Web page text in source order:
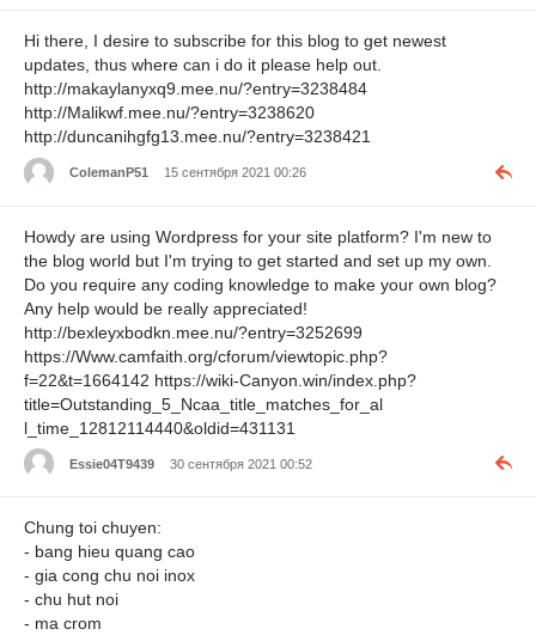
Hi there, I desire to subscribe for this blog to get newest
updates, thus where can i do it please help out.
http://makaylanyxq9.mee.nu/?entry=3238484
http://Malikwf.mee.nu/?entry=3238620
http://duncanihgfg13.mee.nu/?entry=3238421
ColemanP51 15 сентября 2021 00:26
Howdy are using Wordpress for your site platform? I'm new to
the blog world but I'm trying to get started and set up my own.
Do you require any coding knowledge to make your own blog?
Any help would be really appreciated!
http://bexleyxbodkn.mee.nu/?entry=3252699
https://Www.camfaith.org/cforum/viewtopic.php?
f=22&t=1664142 https://wiki-Canyon.win/index.php?
title=Outstanding_5_Ncaa_title_matches_for_al
l_time_12812114440&oldid=431131
Essie04T9439 30 сентября 2021 00:52
Chung toi chuyen:
- bang hieu quang cao
- gia cong chu noi inox
- chu hut noi
- ma crom